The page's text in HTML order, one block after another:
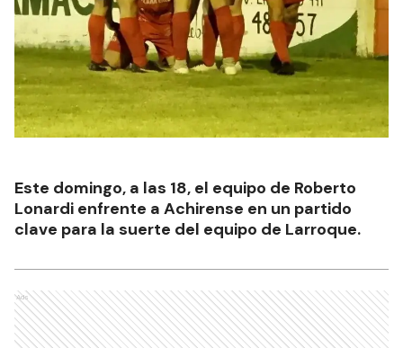
Este domingo, a las 18, el equipo de Roberto
Lonardi enfrente a Achirense en un partido
clave para la suerte del equipo de Larroque.
Ads